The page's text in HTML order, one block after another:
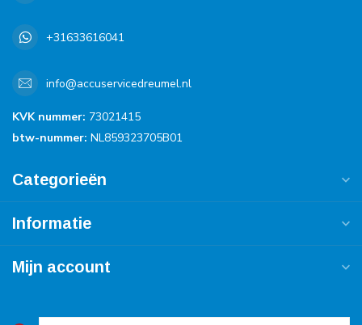
+31633616041
info@accuservicedreumel.nl
KVK nummer: 73021415
btw-nummer: NL859323705B01
Categorieën
Informatie
Mijn account